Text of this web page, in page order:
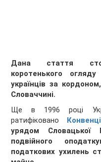
Дана стаття
коротенького
українців за
Словаччині.
Ще в 1996 році
ратифіковано
урядом Словацької
подвійного
податкових ухилень